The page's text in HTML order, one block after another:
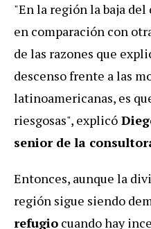
"En la región la baja del
en comparación con
de las razones que
descenso frente a las
latinoamericanas, es
riesgosas", explicó
senior de la
Entonces, aunque la
región sigue siendo
refugio cuando hay